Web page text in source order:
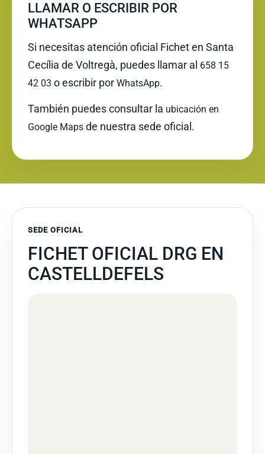
LLAMAR O ESCRIBIR POR
WHATSAPP
Si necesitas atención oficial Fichet en Santa
Cecília de Voltregà, puedes llamar al 658 15
42 03 o escribir por WhatsApp.
También puedes consultar la ubicación en
Google Maps de nuestra sede oficial.
SEDE OFICIAL
FICHET OFICIAL DRG EN
CASTELLDEFELS